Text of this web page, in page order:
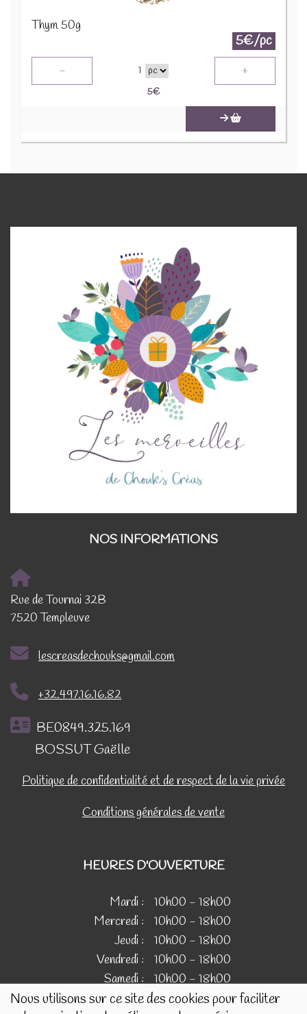
Nous utilisons sur ce site des cookies pour faciliter
Thym 50g
5€/pc
- 1 +
5€
NOS INFORMATIONS
Rue de Tournai 32B
7520 Templeuve
lescreasdechouks@gmail.com
+32.497.16.16.82
BE0849.325.169
BOSSUT Gaëlle
Politique de confidentialité et de respect de la vie privée
Conditions générales de vente
HEURES D'OUVERTURE
Mardi :
10h00 - 18h00
Mercredi :
10h00 - 18h00
Jeudi :
10h00 - 18h00
Vendredi :
10h00 - 18h00
Samedi : 10h00 - 18h00